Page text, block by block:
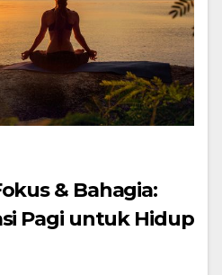
& Bahagia:
Pagi untuk Hidup